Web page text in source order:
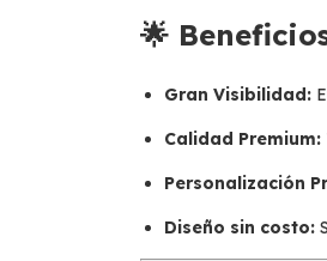
🌟
Gran Visibilidad:
Calidad Premium:
Personalización
Diseño sin costo: